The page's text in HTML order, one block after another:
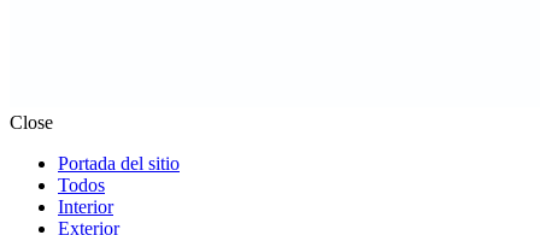
Close
Portada del sitio
Todos
Interior
Exterior